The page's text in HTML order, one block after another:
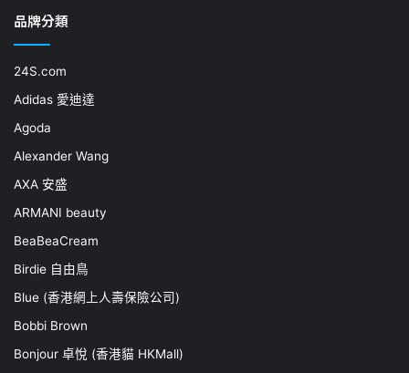
品牌分類
24S.com
Adidas 愛迪達
Agoda
Alexander Wang
AXA 安盛
ARMANI beauty
BeaBeaCream
Birdie 自由鳥
Blue (香港網上人壽保險公司)
Bobbi Brown
Bonjour 卓悅 (香港貓 HKMall)